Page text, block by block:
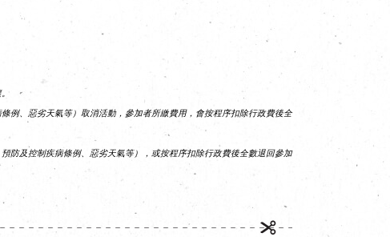
例、惡劣天氣等）取消活動，參加者所繳費用，會按程序扣除行政費後全
防及控制疾病條例、惡劣天氣等），或按程序扣除行政費後全數退回參加